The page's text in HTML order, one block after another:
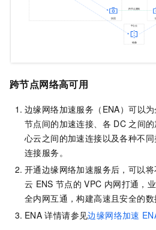
跨节点网络高可用
边缘网络加速服务（ENA）可以
节点间的加速连接、各 DC 之间
心云之间的加速连接以及各种不
连接服务。
开通边缘网络加速服务后，可以
云 ENS 节点的 VPC 内网打通，
全内网互通，构建高速且安全的数
ENA 详情请参见边缘网络加速